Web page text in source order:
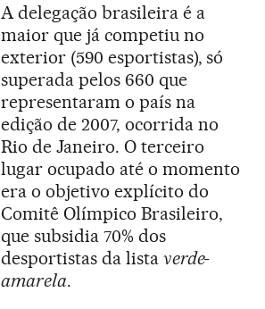
A delegação brasileira é a
maior que já competiu no
exterior (590 esportistas), só
superada pelos 660 que
representaram o país na
edição de 2007, ocorrida no
Rio de Janeiro. O terceiro
lugar ocupado até o momento
era o objetivo explícito do
Comitê Olímpico Brasileiro,
que subsidia 70% dos
desportistas da lista verde-
amarela.